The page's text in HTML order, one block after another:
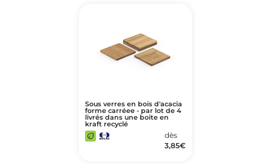
Sous verres en bois d'acacia
forme carréee - par lot de 4
livrés dans une boite en
kraft recyclé
dès
3,85€